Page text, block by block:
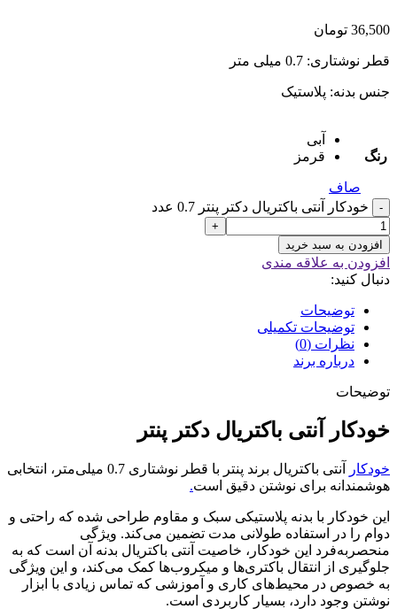
36,500 تومان
قطر نوشتاری: 0.7 میلی متر
جنس بدنه: پلاستیک
رنگ
آبی
قرمز
صاف
- خودکار آنتی باکتریال دکتر پنتر 0.7 عدد
+
افزودن به سبد خرید
افزودن به علاقه مندی
دنبال کنید:
توضیحات
توضیحات تکمیلی
نظرات (0)
درباره برند
توضیحات
خودکار آنتی باکتریال دکتر پنتر
خودکار
آنتی باکتریال برند پنتر با قطر نوشتاری 0.7 میلی‌متر، انتخابی
هوشمندانه برای نوشتن دقیق است.
این خودکار با بدنه پلاستیکی سبک و مقاوم طراحی شده که راحتی و
دوام را در استفاده طولانی مدت تضمین می‌کند. ویژگی
منحصربه‌فرد این خودکار، خاصیت آنتی باکتریال بدنه آن است که به
جلوگیری از انتقال باکتری‌ها و میکروب‌ها کمک می‌کند، و این ویژگی
به خصوص در محیط‌های کاری و آموزشی که تماس زیادی با ابزار
نوشتن وجود دارد، بسیار کاربردی است.